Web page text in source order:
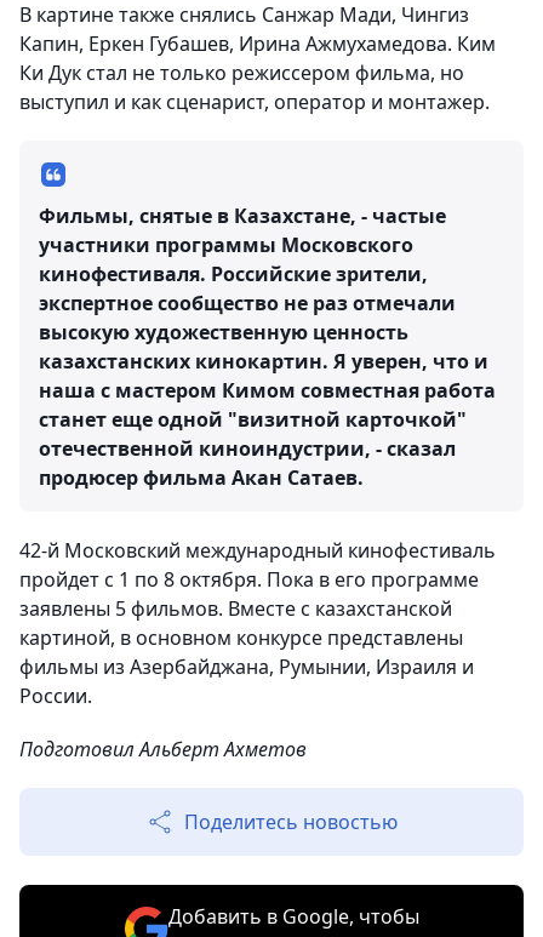
В картине также снялись Санжар Мади, Чингиз
Капин, Еркен Губашев, Ирина Ажмухамедова. Ким
Ки Дук стал не только режиссером фильма, но
выступил и как сценарист, оператор и монтажер.
Фильмы, снятые в Казахстане, - частые
участники программы Московского
кинофестиваля. Российские зрители,
экспертное сообщество не раз отмечали
высокую художественную ценность
казахстанских кинокартин. Я уверен, что и
наша с мастером Кимом совместная работа
станет еще одной "визитной карточкой"
отечественной киноиндустрии, - сказал
продюсер фильма Акан Сатаев.
42-й Московский международный кинофестиваль
пройдет с 1 по 8 октября. Пока в его программе
заявлены 5 фильмов. Вместе с казахстанской
картиной, в основном конкурсе представлены
фильмы из Азербайджана, Румынии, Израиля и
России.
Подготовил Альберт Ахметов
Поделитесь новостью
Добавить в Google, чтобы